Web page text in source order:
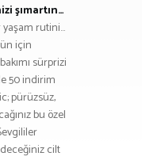
şımartın…
yaşam rutini…
için
sürprizi
50 indirim
pürüzsüz,
bu özel
cilt